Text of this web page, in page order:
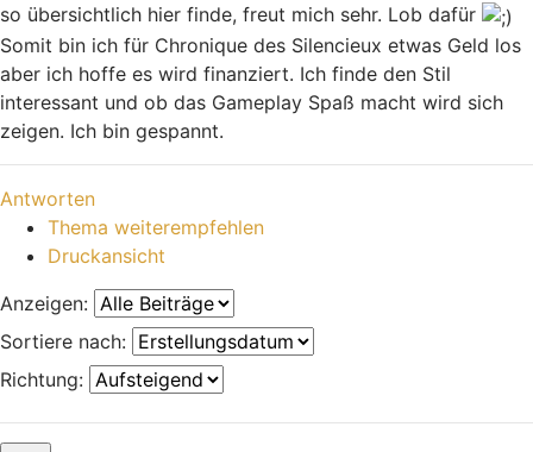
so übersichtlich hier finde, freut mich sehr. Lob dafür
Somit bin ich für Chronique des Silencieux etwas Geld los
aber ich hoffe es wird finanziert. Ich finde den Stil
interessant und ob das Gameplay Spaß macht wird sich
zeigen. Ich bin gespannt.
Nach oben
Antworten
Thema weiterempfehlen
Druckansicht
Anzeigen:
Sortiere nach:
Richtung: